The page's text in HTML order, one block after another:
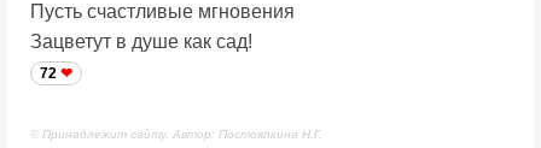
Пусть счастливые мгновения
Зацветут в душе как сад!
72
© Принадлежит сайту. Автор: Постоялкина Н.Г.